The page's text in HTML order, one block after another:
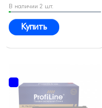
В наличии 2 шт.
Купить